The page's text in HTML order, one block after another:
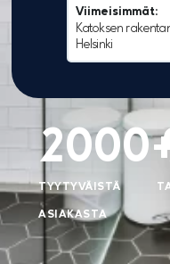
Viimeisimmät:
Katoksen
Helsinki
TYYTYVÄISTÄ
ASIAKASTA
2000